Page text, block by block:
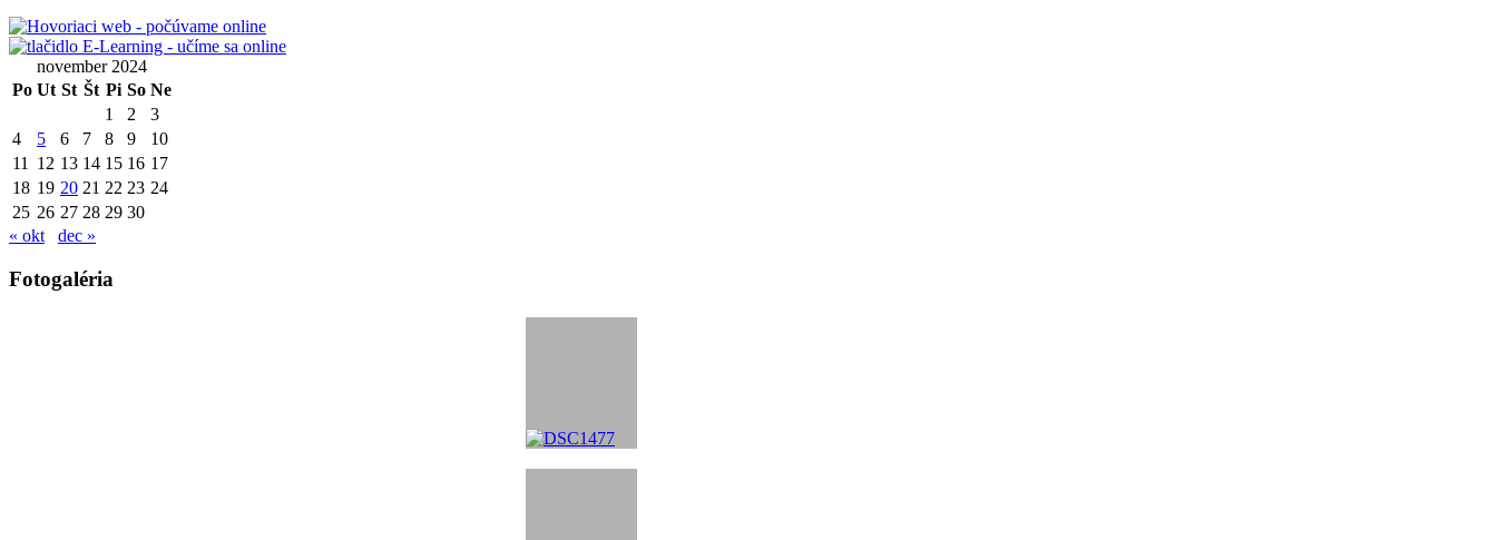
november 2024
Po Ut St Št Pi So Ne
1
2
3
4
5 6 7 8 9
10
11
12 13 14 15 16 17
18 19 20 21 22 23 24
25 26 27 28 29 30
« okt
dec »
Fotogaléria